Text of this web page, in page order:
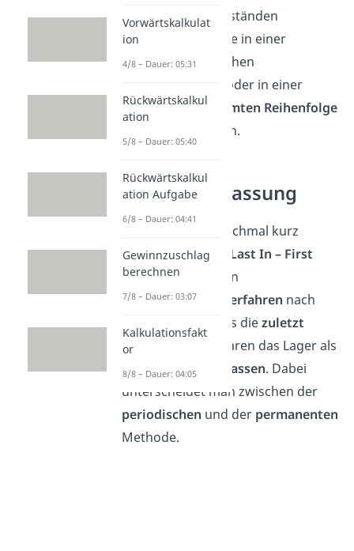
Vermögensgegenständen
unterstellt, dass sie in einer
bestimmten zeitlichen
oder in einer
sonstigen bestimmten Reihenfolge
verbraucht werden.
Zusammenfassung
wir also nochmal kurz
zusammen: LIFO (
Last In – First
Out) beschreibt ein
Verbrauchsfolgeverfahren nach
der Annahme, dass diezuletzt
eingetroffenen Waren das Lager als
ersteswieder verlassen. Dabei
unterscheidet man zwischen der
periodischen und der permanenten
Methode.
Vorwärtskalkulat
ion
4/8 – Dauer: 05:31
Rückwärtskalkul
ation
5/8 – Dauer: 05:40
Rückwärtskalkul
ation Aufgabe
6/8 – Dauer: 04:41
Gewinnzuschlag
berechnen
7/8 – Dauer: 03:07
Kalkulationsfakt
or
8/8 – Dauer: 04:05